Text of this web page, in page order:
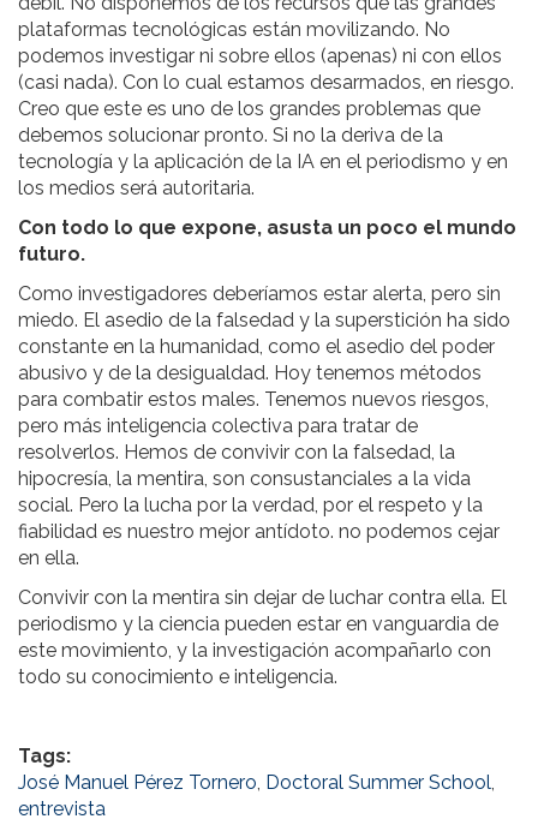
plataformas tecnológicas están movilizando. No
podemos investigar ni sobre ellos (apenas) ni con ellos
(casi nada). Con lo cual estamos desarmados, en riesgo.
Creo que este es uno de los grandes problemas que
debemos solucionar pronto. Si no la deriva de la
tecnología y la aplicación de la IA en el periodismo y en
los medios será autoritaria.
Con todo lo que expone, asusta un poco el mundo
futuro.
Como investigadores deberíamos estar alerta, pero sin
miedo. El asedio de la falsedad y la superstición ha sido
constante en la humanidad, como el asedio del poder
abusivo y de la desigualdad. Hoy tenemos métodos
para combatir estos males. Tenemos nuevos riesgos,
pero más inteligencia colectiva para tratar de
resolverlos. Hemos de convivir con la falsedad, la
hipocresía, la mentira, son consustanciales a la vida
social. Pero la lucha por la verdad, por el respeto y la
fiabilidad es nuestro mejor antídoto. no podemos cejar
en ella.
Convivir con la mentira sin dejar de luchar contra ella. El
periodismo y la ciencia pueden estar en vanguardia de
este movimiento, y la investigación acompañarlo con
todo su conocimiento e inteligencia.
Tags:
José Manuel Pérez Tornero, Doctoral Summer School,
entrevista